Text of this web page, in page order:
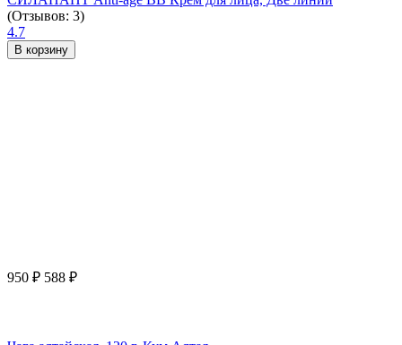
(Отзывов: 3)
4.7
В корзину
950 ₽ 588 ₽